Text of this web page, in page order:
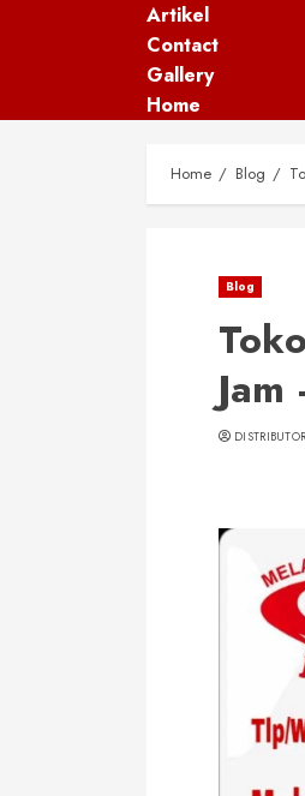
Artikel
Contact
Gallery
Home
Home Blog
Blog